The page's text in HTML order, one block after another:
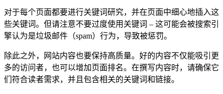
对于每个页面都要进行关键词研究，并在页面中细心地插入这
些关键词。但请注意不要过度使用关键词 – 这可能会被搜索引
擎认为是垃圾邮件（spam）行为，导致被惩罚。
除此之外，网站内容也要保持高质量。好的内容不仅能吸引更
多的访问者，也可以增加页面排名。在撰写内容时，请确保它
们符合读者需求，并且包含相关的关键词和链接。